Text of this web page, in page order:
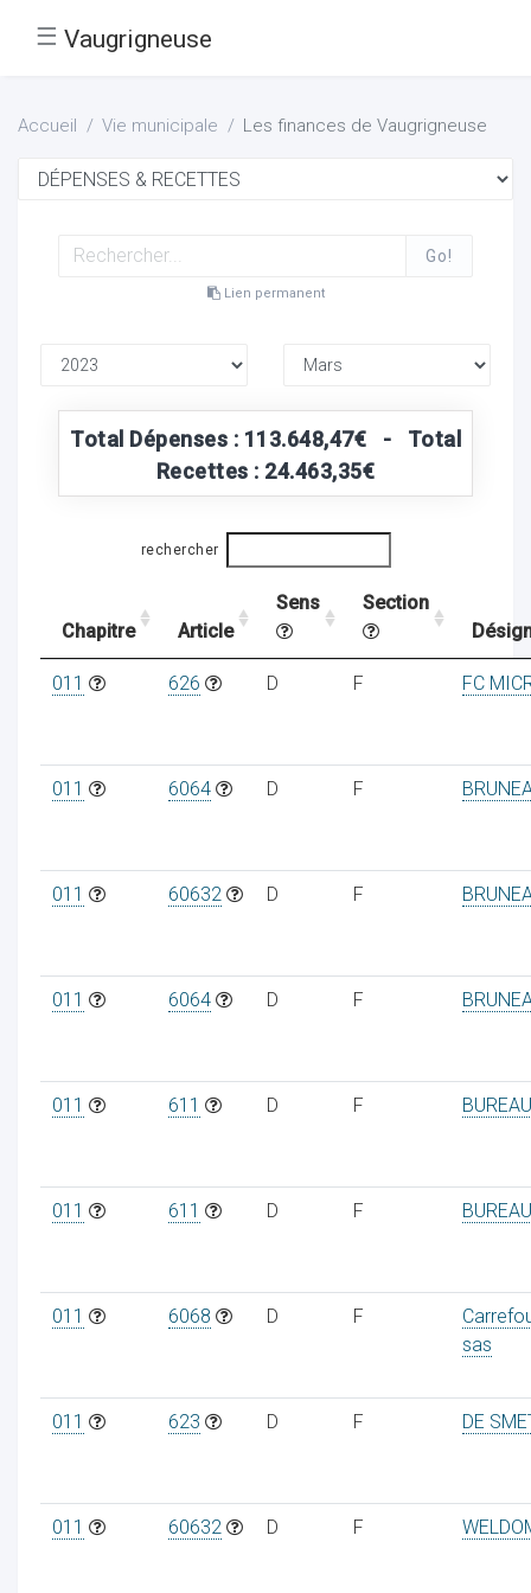
☰ Vaugrigneuse
Accueil Vie municipale Les finances de Vaugrigneuse
Go!
Lien permanent
Total Dépenses : 113.648,47€ - Total
Recettes : 24.463,35€
rechercher
Chapitre Article
Sens
Section
011 626 D F FC
011 6064 D F
011 60632 D F
011 6064 D F
011 611 D F
011 611 D F
011 6068 D F
sas
011 623 D F DE
011 60632 D F